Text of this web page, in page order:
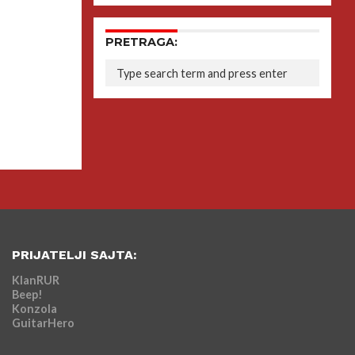
PRETRAGA:
PRIJATELJI SAJTA:
KlanRUR
Beep!
Konzola
GuitarHero